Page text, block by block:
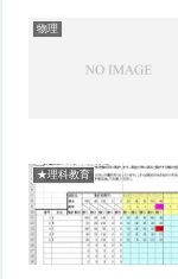
物理
★理科教育